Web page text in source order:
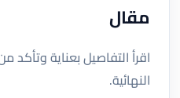
مقال
اقرأ التفاصيل بعناية
النهائية.